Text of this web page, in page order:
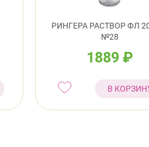
РИНГЕРА РАСТВОР ФЛ
№28
1889 ₽
В